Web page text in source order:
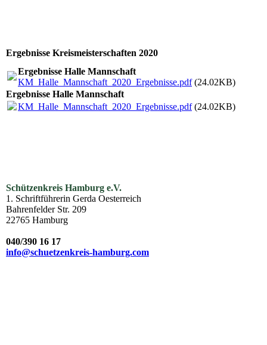
Ergebnisse Kreismeisterschaften 2020
Ergebnisse Halle Mannschaft
KM_Halle_Mannschaft_2020_Ergebnisse.pdf(24.02KB)
Ergebnisse Halle Mannschaft
KM_Halle_Mannschaft_2020_Ergebnisse.pdf(24.02KB)
Schützenkreis Hamburg e.V.
1. Schriftführerin Gerda Oesterreich
Bahrenfelder Str. 209
22765 Hamburg
040/390 16 17
info@schuetzenkreis-hamburg.com